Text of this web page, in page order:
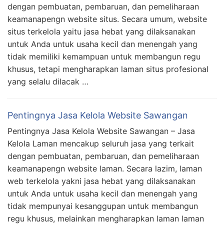
dengan pembuatan, pembaruan, dan pemeliharaan
keamanapengn website situs. Secara umum, website
situs terkelola yaitu jasa hebat yang dilaksanakan
untuk Anda untuk usaha kecil dan menengah yang
tidak memiliki kemampuan untuk membangun regu
khusus, tetapi mengharapkan laman situs profesional
yang selalu dilacak …
Pentingnya Jasa Kelola Website Sawangan
Pentingnya Jasa Kelola Website Sawangan – Jasa
Kelola Laman mencakup seluruh jasa yang terkait
dengan pembuatan, pembaruan, dan pemeliharaan
keamanapengn website laman. Secara lazim, laman
web terkelola yakni jasa hebat yang dilaksanakan
untuk Anda untuk usaha kecil dan menengah yang
tidak mempunyai kesanggupan untuk membangun
regu khusus, melainkan mengharapkan laman laman